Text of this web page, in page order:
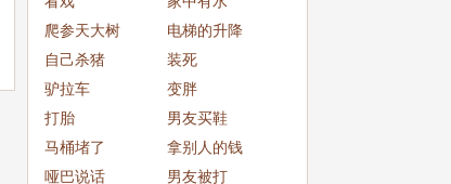
爬参天大树
电梯的升降
自己杀猪
装死
驴拉车
变胖
打胎
男友买鞋
马桶堵了
拿别人的钱
哑巴说话
男友被打